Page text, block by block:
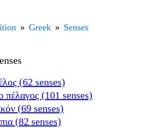
Greek
Senses
(62 senses)
(101 senses)
(69 senses)
(82 senses)